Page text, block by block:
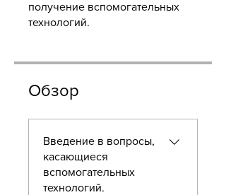
получение вспомогательных
технологий.
Обзор
Введение в вопросы,
касающиеся
вспомогательных
технологий.